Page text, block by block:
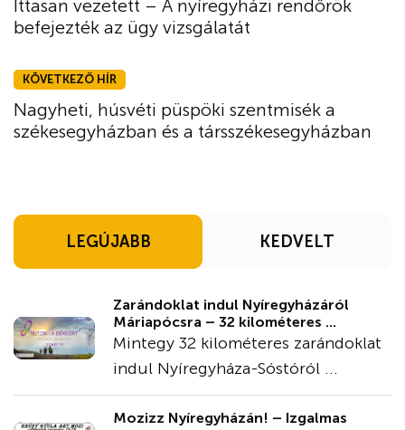
Ittasan vezetett – A nyíregyházi rendőrök
befejezték az ügy vizsgálatát
KÖVETKEZŐ HÍR
Nagyheti, húsvéti püspöki szentmisék a
székesegyházban és a társszékesegyházban
LEGÚJABB KEDVELT
Zarándoklat indul Nyíregyházáról
Máriapócsra – 32 kilométeres ...
Mintegy 32 kilométeres zarándoklat
indul Nyíregyháza-Sóstóról ...
Mozizz Nyíregyházán! – Izgalmas